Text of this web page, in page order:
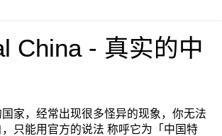
China - 真实的中
家，经常出现很多怪异的现象，你无法
只能用官方的说法 称呼它为「中国特